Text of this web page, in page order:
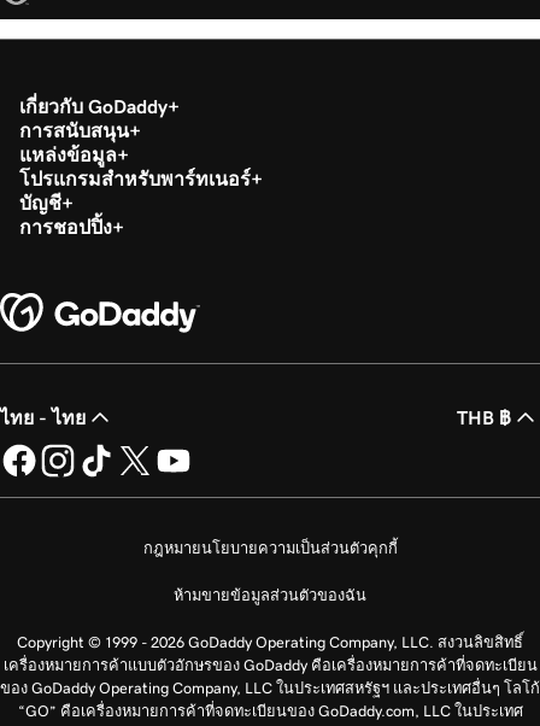
เกี่ยวกับ GoDaddy
การสนับสนุน
แหล่งข้อมูล
โปรแกรมสำหรับพาร์ทเนอร์
บัญชี
การชอปปิ้ง
ไทย - ไทย THB ฿
กฎหมายนโยบายความเป็นส่วนตัวคุกกี้
ห้ามขายข้อมูลส่วนตัวของฉัน
Copyright © 1999 - 2026 GoDaddy Operating Company, LLC. สงวนลิขสิทธิ์
เครื่องหมายการค้าแบบตัวอักษรของ GoDaddy คือเครื่องหมายการค้าที่จดทะเบียน
ของ GoDaddy Operating Company, LLC ในประเทศสหรัฐฯ และประเทศอื่นๆ โลโก้
“GO” คือเครื่องหมายการค้าที่จดทะเบียนของ GoDaddy.com, LLC ในประเทศ